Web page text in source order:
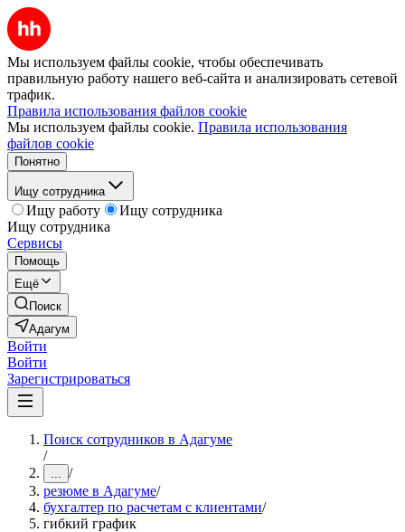
Мы используем файлы cookie, чтобы обеспечивать
правильную работу нашего веб-сайта и анализировать сетевой
трафик.
Правила использования файлов cookie
Мы используем файлы cookie. Правила использования
файлов cookie
Понятно
Ищу сотрудника
Ищу работу
Ищу сотрудника
Ищу сотрудника
Сервисы
Помощь
Ещё
Поиск
Адагум
Войти
Войти
Зарегистрироваться
Поиск сотрудников в Адагуме
/
... /
резюме в Адагуме/
бухгалтер по расчетам с клиентами/
гибкий график